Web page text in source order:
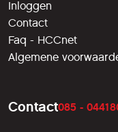
Inloggen
Contact
Faq - HCCnet
Algemene
Contact085 -